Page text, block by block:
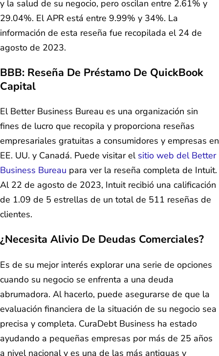
y la salud de su negocio, pero oscilan entre 2.61% y
29.04%. El APR está entre 9.99% y 34%. La
información de esta reseña fue recopilada el 24 de
agosto de 2023.
BBB: Reseña De Préstamo De QuickBook
Capital
El Better Business Bureau es una organización sin
fines de lucro que recopila y proporciona reseñas
empresariales gratuitas a consumidores y empresas en
EE. UU. y Canadá. Puede visitar el sitio web del Better
Business Bureau para ver la reseña completa de Intuit.
Al 22 de agosto de 2023, Intuit recibió una calificación
de 1.09 de 5 estrellas de un total de 511 reseñas de
clientes.
¿Necesita Alivio De Deudas Comerciales?
Es de su mejor interés explorar una serie de opciones
cuando su negocio se enfrenta a una deuda
abrumadora. Al hacerlo, puede asegurarse de que la
evaluación financiera de la situación de su negocio sea
precisa y completa. CuraDebt Business ha estado
ayudando a pequeñas empresas por más de 25 años
a nivel nacional y es una de las más antiguas y